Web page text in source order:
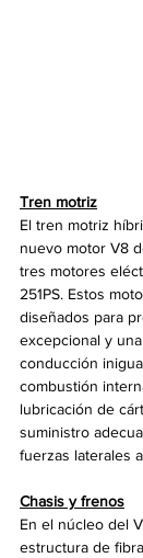
Tren motriz
El tren motriz
nuevo motor V8
tres motores
251PS. Estos
diseñados para
excepcional y
conducción
combustión
lubricación de
suministro
fuerzas laterales
Chasis y frenos
En el núcleo del
estructura de